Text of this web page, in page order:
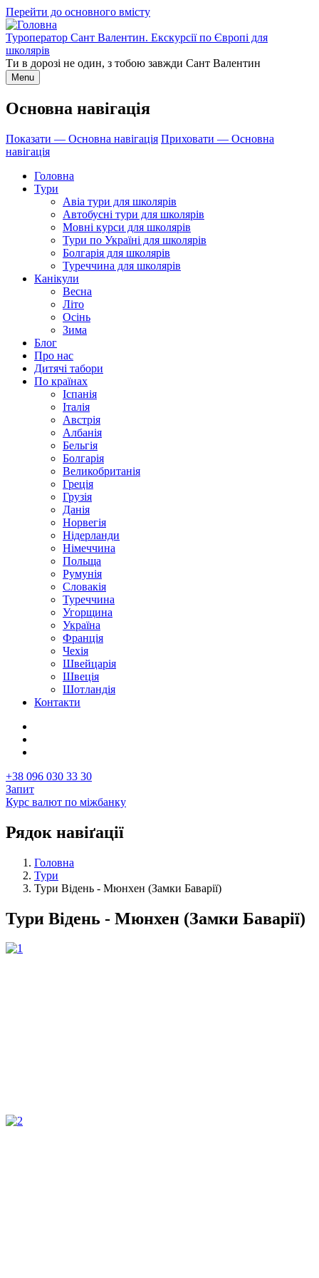
Перейти до основного вмісту
Туроператор Сант Валентин. Екскурсії по Європі для
школярів
Ти в дорозі не один, з тобою завжди Сант Валентин
Menu
Основна навігація
Показати — Основна навігація Приховати — Основна
навігація
Головна
Тури
Авіа тури для школярів
Автобусні тури для школярів
Мовні курси для школярів
Тури по Україні для школярів
Болгарія для школярів
Туреччина для школярів
Канікули
Весна
Літо
Осінь
Зима
Блог
Про нас
Дитячі табори
По країнах
Іспанія
Італія
Австрія
Албанія
Бельгія
Болгарія
Великобританія
Греція
Грузія
Данія
Норвегія
Нідерланди
Німеччина
Польща
Румунія
Словакія
Туреччина
Угорщина
Україна
Франція
Чехія
Швейцарія
Швеція
Шотландія
Контакти
+38 096 030 33 30
Запит
Курс валют по міжбанку
Рядок навіґації
Головна
Тури
Тури Відень - Мюнхен (Замки Баварії)
Тури Відень - Мюнхен (Замки Баварії)